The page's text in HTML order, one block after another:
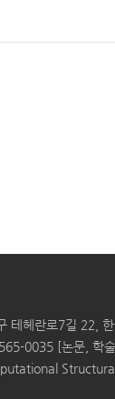
테헤란로7길 22,
0035 [논문, 학